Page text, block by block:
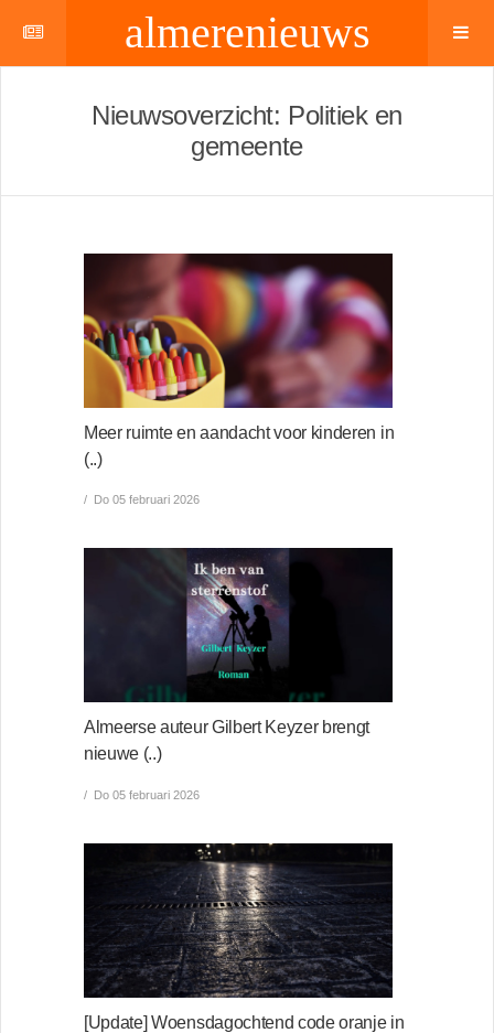
almerenieuws
Nieuwsoverzicht: Politiek en
gemeente
Meer ruimte en aandacht voor kinderen in
(..)
Do 05 februari 2026
Almeerse auteur Gilbert Keyzer brengt
nieuwe (..)
Do 05 februari 2026
[Update] Woensdagochtend code oranje in